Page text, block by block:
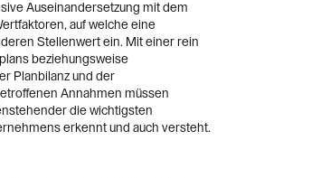
Auseinandersetzung mit dem
auf welche eine
Stellenwert ein. Mit einer rein
beziehungsweise
Planbilanz und der
Annahmen müssen
die wichtigsten
erkennt und auch versteht.